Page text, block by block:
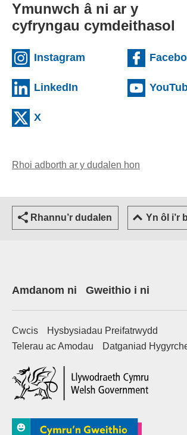
Ymunwch â ni ar y
cyfryngau cymdeithasol
Instagram (Gwefan allanol)
LinkedIn (Gwefan allanol)
X
Rhoi adborth ar y dudalen hon
Rhannu’r dudalen Yn ôl i’r
Amdanom ni Gweithio i ni
Cwcis
Hysbysiadau Preifatrwydd
Telerau ac Amodau
Datganiad